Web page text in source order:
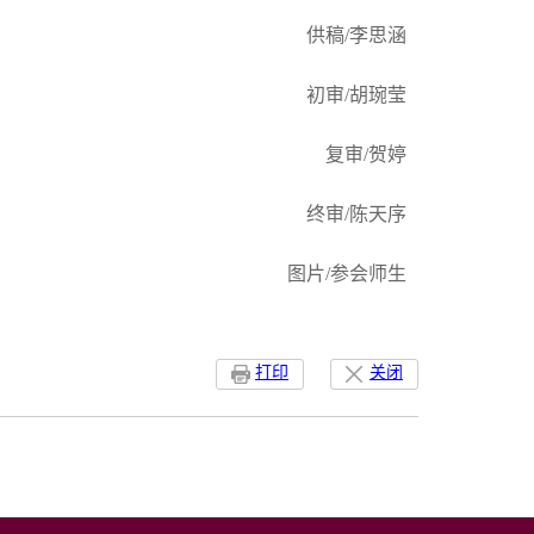
供稿/李思涵
初审/胡琬莹
复审/贺婷
终审/陈天序
图片/参会师生
关闭
打印